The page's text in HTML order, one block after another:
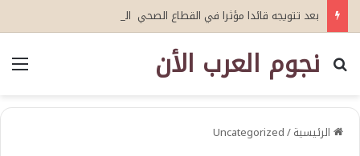
نجوم العرب الأن
بحث عن
الرئيسية/
Uncategorized